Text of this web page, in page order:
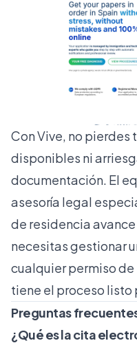
Con Vive, no pierdes
disponibles ni
documentación. El
asesoría legal
de residencia
necesitas gestionar
cualquier permiso de
tiene el proceso listo
Preguntas
¿Qué es la cita